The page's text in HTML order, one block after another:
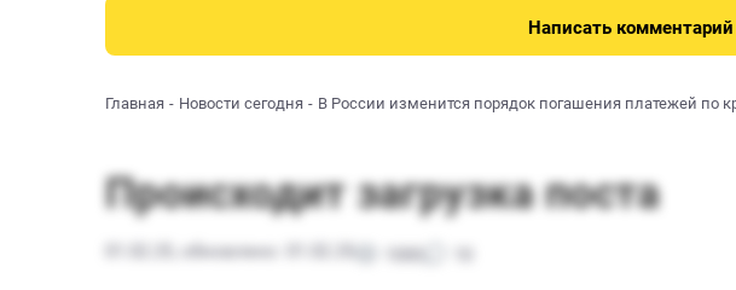
Написать комментарий
Главная Новости сегодня В России изменится порядок погашения платежей по